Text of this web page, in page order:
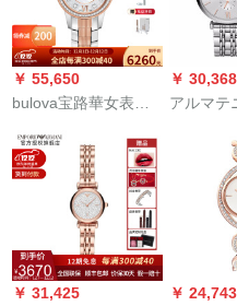
装輸入全自動機械男
子表5534アップグレ
ード版Mayベルト終
身品質保証
面ベルト
￥ 55,650
bulova宝路華女表ク
り盤貝母盤ファ‰夜
光女表65 R 152
￥ 30,368
アルマテ
ィベルド
ルビルビ
￥ 31,425
￥ 24,743